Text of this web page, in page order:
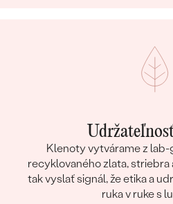
Klenoty vytvárame z
recyklovaného zlata,
tak vyslať signál, že etika a
ruka v ruke s